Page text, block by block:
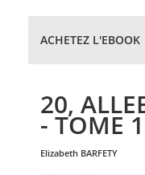
ACHETEZ L'EBOOK
20,
- TOME
elizabeth BARFETY